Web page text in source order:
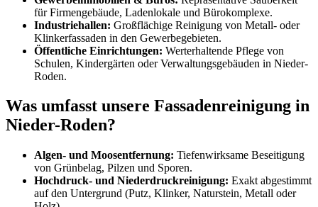
für Firmengebäude, Ladenlokale und Bürokomplexe.
Industriehallen: Großflächige Reinigung von Metall- oder
Klinkerfassaden in den Gewerbegebieten.
Öffentliche Einrichtungen: Werterhaltende Pflege von
Schulen, Kindergärten oder Verwaltungsgebäuden in Nieder-
Roden.
Was umfasst unsere Fassadenreinigung in
Nieder-Roden?
Algen- und Moosentfernung: Tiefenwirksame Beseitigung
von Grünbelag, Pilzen und Sporen.
Hochdruck- und Niederdruckreinigung: Exakt abgestimmt
auf den Untergrund (Putz, Klinker, Naturstein, Metall oder